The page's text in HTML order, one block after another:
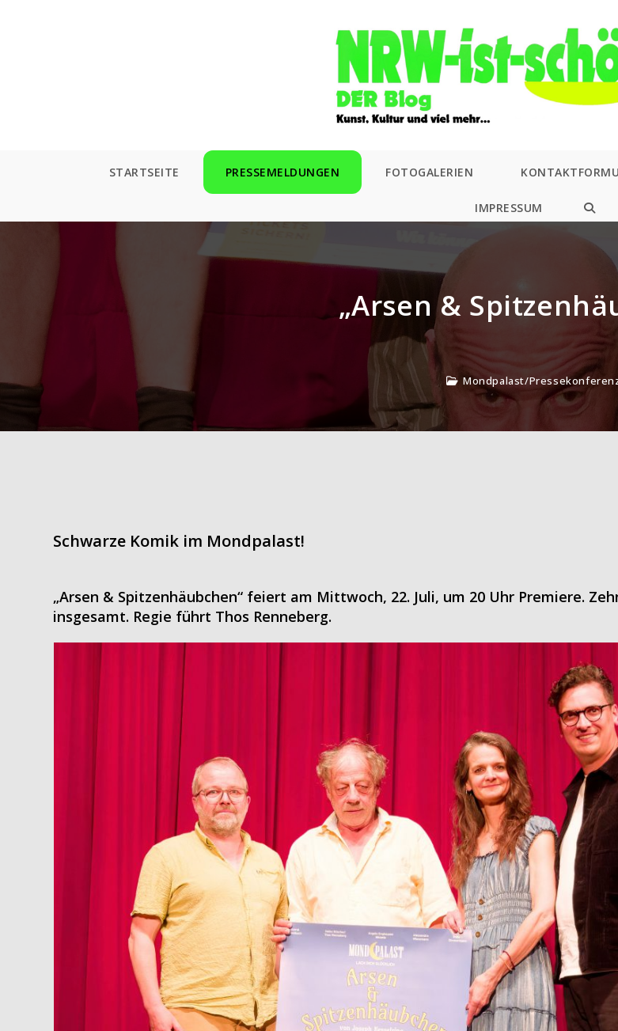
STARTSEITE PRESSEMELDUNGEN FOTOGALERIEN
IMPRESSUM
„Arsen &
Mondpalast/
Schwarze Komik im Mondpalast!
„Arsen & Spitzenhäubchen“ feiert am Mittwoch, 22. Juli, um 20 Uhr Premiere.
insgesamt. Regie führt Thos Renneberg.